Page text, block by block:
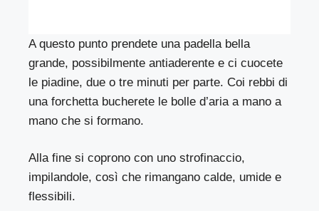
A questo punto prendete una padella bella
grande, possibilmente antiaderente e ci cuocete
le piadine, due o tre minuti per parte. Coi rebbi di
una forchetta bucherete le bolle d’aria a mano a
mano che si formano.
Alla fine si coprono con uno strofinaccio,
impilandole, così che rimangano calde, umide e
flessibili.